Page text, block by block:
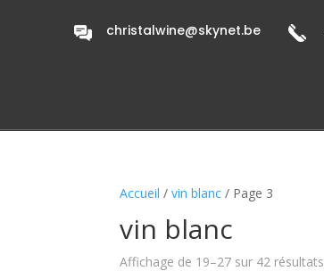
christalwine@skynet.be
Accueil /vin blanc / Page 3
vin blanc
Affichage de 19–27 sur 42 résultats